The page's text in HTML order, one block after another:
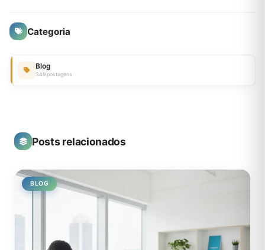
Categoria
Blog
349 postagens
Posts relacionados
BLOG